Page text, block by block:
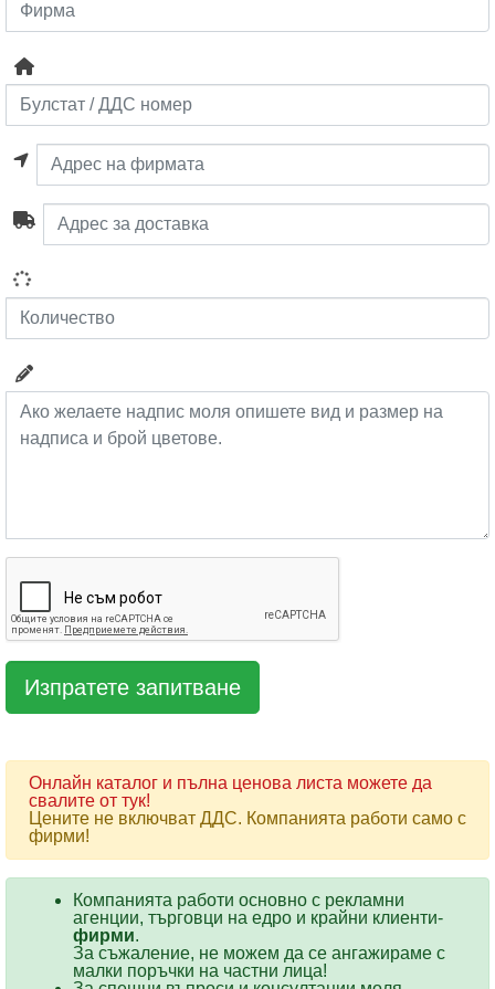
Онлайн каталог и пълна ценова листа можете да
свалите от тук!
Цените не включват ДДС. Компанията работи само с
фирми!
Компанията работи основно с рекламни
агенции, търговци на едро и крайни клиенти-
фирми.
За съжаление, не можем да се ангажираме с
малки поръчки на частни лица!